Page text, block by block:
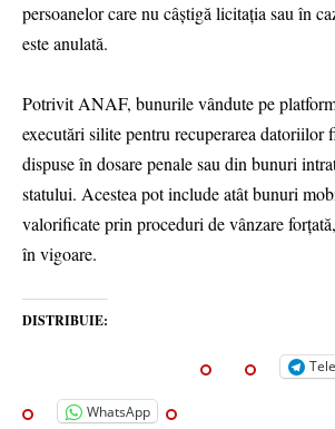
persoanelor care nu câștigă licitația sau în
este anulată.
Potrivit ANAF, bunurile vândute pe
executări silite pentru recuperarea datoriilor
dispuse în dosare penale sau din bunuri
statului. Acestea pot include atât bunuri
valorificate prin proceduri de vânzare
în vigoare.
DISTRIBUIE:
WhatsApp